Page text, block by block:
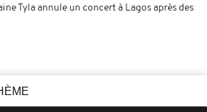
Tyla annule un concert à Lagos après des